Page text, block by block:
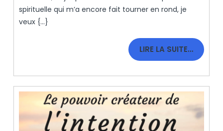
Bonheur.
spirituelle qui m’a encore fait tourner en rond, je
veux {...}
LIRE LA SUITE…LIRE
LA